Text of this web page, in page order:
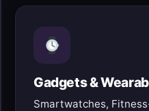
Gadgets &
Smartwatches,